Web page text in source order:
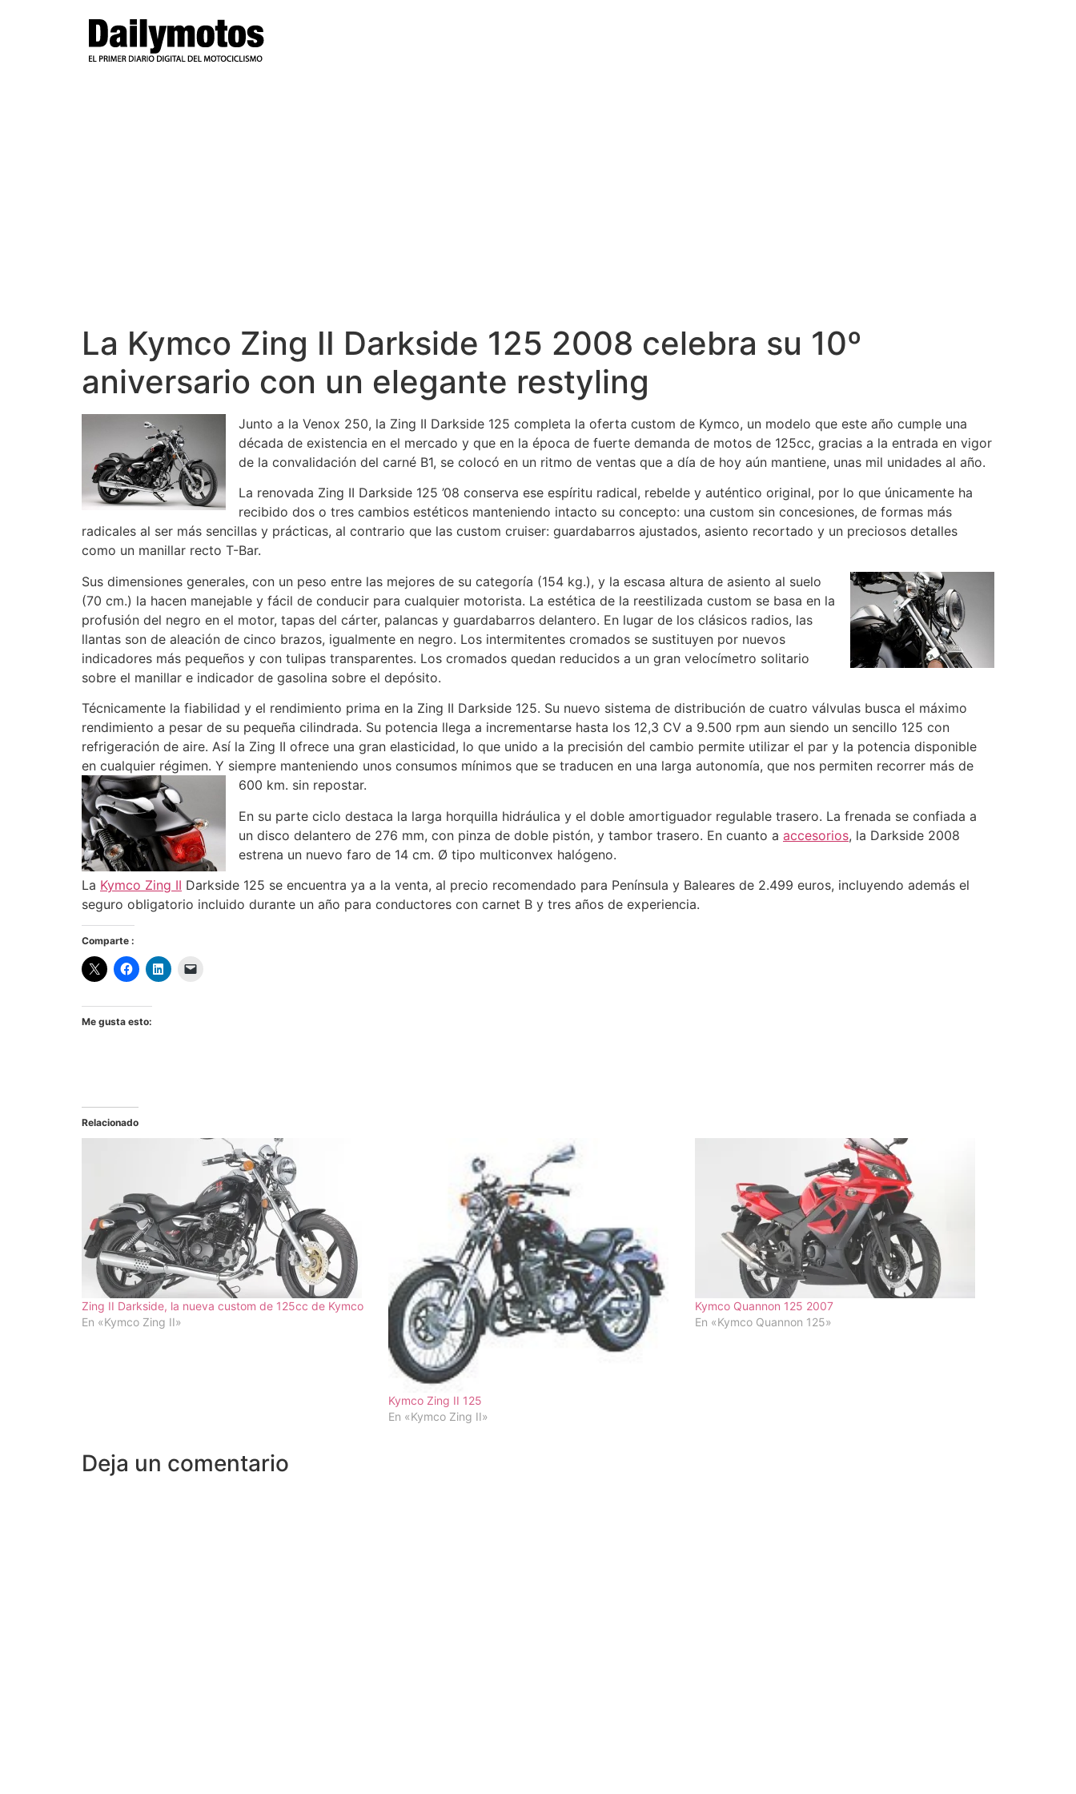
La Kymco Zing II Darkside 125 2008 celebra su 10º
aniversario con un elegante restyling
Junto a la Venox 250, la Zing II Darkside 125 completa la oferta custom de Kymco, un modelo que este año cumple una
década de existencia en el mercado y que en la época de fuerte demanda de motos de 125cc, gracias a la entrada en vigor
de la convalidación del carné B1, se colocó en un ritmo de ventas que a día de hoy aún mantiene, unas mil unidades al año.
La renovada Zing II Darkside 125 ’08 conserva ese espíritu radical, rebelde y auténtico original, por lo que únicamente ha
recibido dos o tres cambios estéticos manteniendo intacto su concepto: una custom sin concesiones, de formas más
radicales al ser más sencillas y prácticas, al contrario que las custom cruiser: guardabarros ajustados, asiento recortado y un preciosos detalles
como un manillar recto T-Bar.
Sus dimensiones generales, con un peso entre las mejores de su categoría (154 kg.), y la escasa altura de asiento al suelo
(70 cm.) la hacen manejable y fácil de conducir para cualquier motorista. La estética de la reestilizada custom se basa en la
profusión del negro en el motor, tapas del cárter, palancas y guardabarros delantero. En lugar de los clásicos radios, las
llantas son de aleación de cinco brazos, igualmente en negro. Los intermitentes cromados se sustituyen por nuevos
indicadores más pequeños y con tulipas transparentes. Los cromados quedan reducidos a un gran velocímetro solitario
sobre el manillar e indicador de gasolina sobre el depósito.
Técnicamente la fiabilidad y el rendimiento prima en la Zing II Darkside 125. Su nuevo sistema de distribución de cuatro válvulas busca el máximo
rendimiento a pesar de su pequeña cilindrada. Su potencia llega a incrementarse hasta los 12,3 CV a 9.500 rpm aun siendo un sencillo 125 con
refrigeración de aire. Así la Zing II ofrece una gran elasticidad, lo que unido a la precisión del cambio permite utilizar el par y la potencia disponible
en cualquier régimen. Y siempre manteniendo unos consumos mínimos que se traducen en una larga autonomía, que nos permiten recorrer más de
600 km. sin repostar.
En su parte ciclo destaca la larga horquilla hidráulica y el doble amortiguador regulable trasero. La frenada se confiada a
un disco delantero de 276 mm, con pinza de doble pistón, y tambor trasero. En cuanto a accesorios, la Darkside 2008
estrena un nuevo faro de 14 cm. Ø tipo multiconvex halógeno.
La Kymco Zing II Darkside 125 se encuentra ya a la venta, al precio recomendado para Península y Baleares de 2.499 euros, incluyendo además el
seguro obligatorio incluido durante un año para conductores con carnet B y tres años de experiencia.
Comparte :
Me gusta esto:
Relacionado
Zing II Darkside, la nueva custom de 125cc de Kymco
En «Kymco Zing II»
Kymco Zing II 125
En «Kymco Zing II»
Kymco Quannon 125 2007
En «Kymco Quannon 125»
Deja un comentario